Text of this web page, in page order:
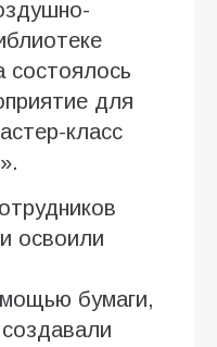
состоялось
для
класс
освоили
бумаги,